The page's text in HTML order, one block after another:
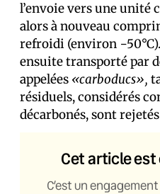
l’envoie vers une unité
alors à nouveau
refroidi (environ
ensuite transporté par
appelées «carboducs»,
résiduels, considérés
décarbonés, sont
Cet article est
C’est un